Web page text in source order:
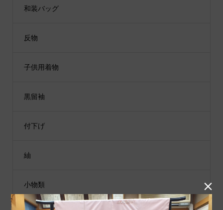
和装バッグ
反物
子供用着物
黒留袖
付下げ
紬
小物類 